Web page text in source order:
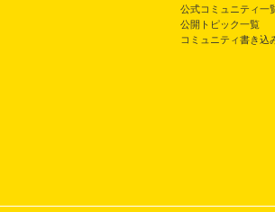
公式コミュニティ一
公開トピック一覧
コミュニティ書き込